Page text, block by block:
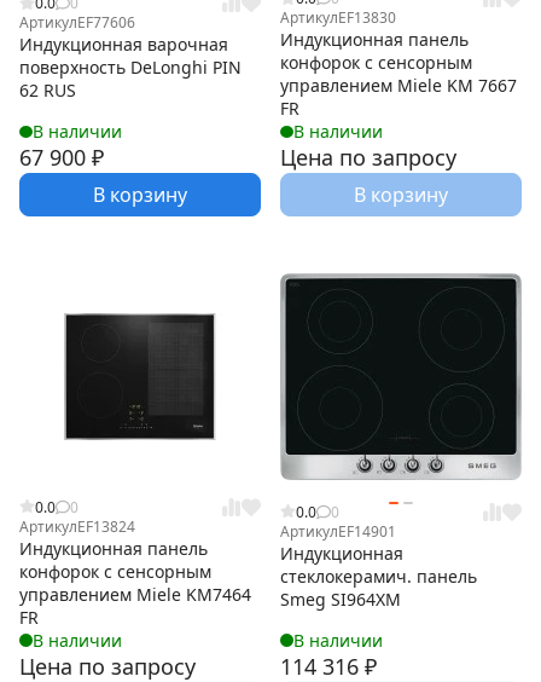
АртикулEF77606
Индукционная варочная
поверхность DeLonghi PIN
62 RUS
В наличии
67 900 ₽
В корзину
АртикулEF13830
Индукционная панель
конфорок с сенсорным
управлением Miele KM 7667
FR
В наличии
Цена по запросу
В корзину
0.0
0
АртикулEF13824
Индукционная панель
конфорок с сенсорным
управлением Miele KM7464
FR
В наличии
Цена по запросу
0.0
0
АртикулEF14901
Индукционная
стеклокерамич. панель
Smeg SI964XM
В наличии
114 316 ₽